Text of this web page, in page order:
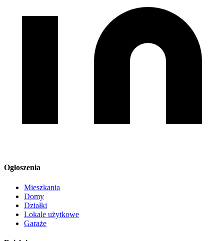
Ogłoszenia
Mieszkania
Domy
Działki
Lokale użytkowe
Garaże